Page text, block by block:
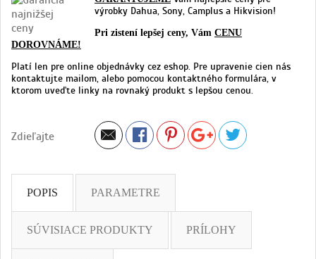
výrobky Dahua, Sony, Camplus a Hikvision!
Pri zistení lepšej ceny, Vám CENU
DOROVNÁME!
Platí len pre online objednávky cez eshop. Pre upravenie cien nás
kontaktujte mailom, alebo pomocou kontaktného formulára, v
ktorom uveďte linky na rovnaký produkt s lepšou cenou.
Zdieľajte
POPIS PARAMETRE
SÚVISIACE PRODUKTY PRÍLOHY